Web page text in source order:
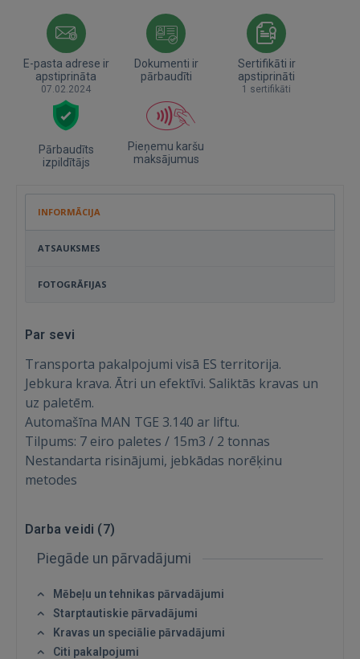
Ienākt
E-pasta adrese ir
apstiprināta
07.02.2024
Dokumenti ir
pārbaudīti
Sertifikāti ir
apstiprināti
1 sertifikāti
Pārbaudīts
izpildītājs
Pieņemu karšu
maksājumus
INFORMĀCIJA
ATSAUKSMES
FOTOGRĀFIJAS
Par sevi
Transporta pakalpojumi visā ES territorija.
Jebkura krava. Ātri un efektīvi. Saliktās kravas un
uz paletēm.
Automašīna MAN TGE 3.140 ar liftu.
Tilpums: 7 eiro paletes / 15m3 / 2 tonnas
Nestandarta risinājumi, jebkādas norēķinu
metodes
Darba veidi (7)
Piegāde un pārvadājumi
Mēbeļu un tehnikas pārvadājumi
Starptautiskie pārvadājumi
Kravas un speciālie pārvadājumi
Citi pakalpojumi